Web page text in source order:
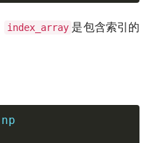
index_array 是包含索引的
np